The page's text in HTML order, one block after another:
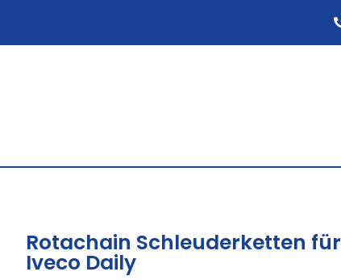
Rotachain Schleuderketten für
Iveco Daily